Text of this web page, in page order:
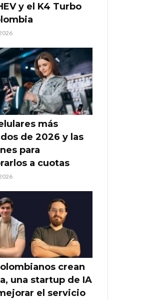
y el K4 Turbo
más
de 2026 y las
para
a cuotas
crean
una startup de IA
el servicio